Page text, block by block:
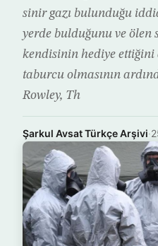
sinir gazı bulunduğu
yerde bulduğunu ve ölen
kendisinin hediye ettiğini
taburcu olmasının
Rowley, Th
Şarkul Avsat Türkçe Arşivi·